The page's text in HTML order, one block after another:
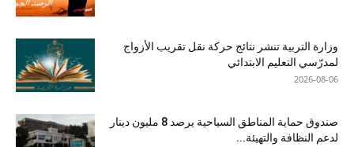
وزارة التربية تنشر نتائج حركة نقل تقريب الأزواج
لمدرّسي التعليم الابتدائي
2026-08-06
صندوق حماية المناطق السياحية يرصد 8 مليون دينار
لدعم النظافة والتهيئة...